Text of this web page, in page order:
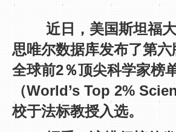
近日，美国斯坦福大
思唯尔数据库发布了第六
全球前2％顶尖科学家榜
（World’s Top 2%
校于法标教授入选。